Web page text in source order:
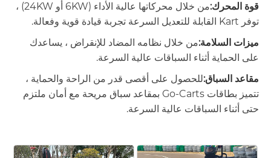
قوة المحرك:
من خلال محركاتها عالية الأداء (6KW أو 24KW) ،
توفر Kart القابلة للتعديل السرعة تجربة قيادة قوية وفعالة.
ميزات السلامة:من خلال نظامه المضاد للإنقراض ، يساعدك
على الحماية أثناء السباقات عالية السرعة.
مقاعد السباق:للحصول على أقصى قدر من الراحة والحماية ،
تتميز بطاقات Go-Carts بمقاعد سباق مريحة مع أمان ملتزم
حتى أثناء السباقات عالية السرعة.